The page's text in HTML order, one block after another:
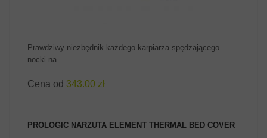
Prawdziwy niezbędnik każdego karpiarza spędzającego
nocki na...
Cena od 343.00 zł
PROLOGIC NARZUTA ELEMENT THERMAL BED COVER